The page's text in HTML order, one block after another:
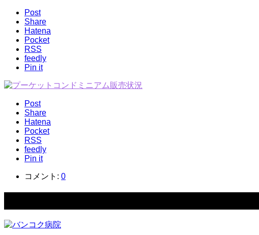
Post
Share
Hatena
Pocket
RSS
feedly
Pin it
Post
Share
Hatena
Pocket
RSS
feedly
Pin it
コメント: 0